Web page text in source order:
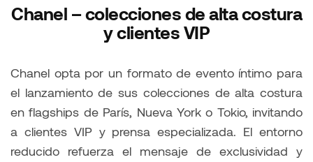
Chanel – colecciones de alta costura
y clientes VIP
Chanel opta por un formato de evento íntimo para
el lanzamiento de sus colecciones de alta costura
en flagships de París, Nueva York o Tokio, invitando
a clientes VIP y prensa especializada. El entorno
reducido refuerza el mensaje de exclusividad y